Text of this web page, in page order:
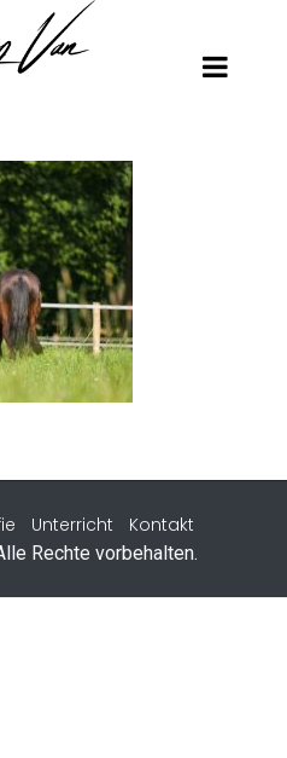
Unterricht Kontakt
Rechte vorbehalten.